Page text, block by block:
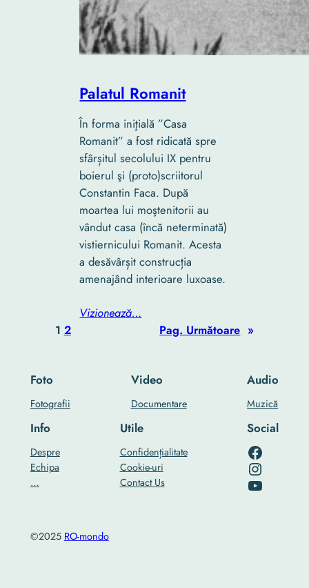
Palatul Romanit
În forma iniţială ”Casa
Romanit” a fost ridicată spre
sfârșitul secolului IX pentru
boierul şi (proto)scriitorul
Constantin Faca. După
moartea lui moştenitorii au
vândut casa (încă neterminată)
vistiernicului Romanit. Acesta
a desăvârșit construcția
amenajând interioare luxoase.
Vizionează…
1 2 Pag. Următoare »
Foto
Fotografii
Video
Documentare
Audio
Muzică
Info
Despre
Echipa
…
Utile
Confidențialitate
Cookie-uri
Contact Us
Social
RO-mondo's Facebook page
RO-mondo's Instagram profile
RO-mondo's Youtube channel
©2025 RO-mondo